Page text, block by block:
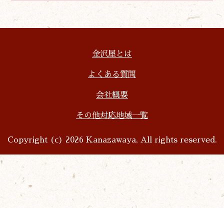
金沢屋とは
よくある質問
会社概要
その他対応地域一覧
Copyright (c) 2026 Kanazawaya, All rights reserved.